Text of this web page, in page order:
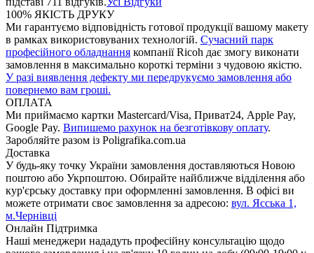
100% ЯКІСТЬ ДРУКУ
Ми гарантуємо відповідність готової продукції вашому макету
в рамках використовуваних технологій. Сучасний парк
професійного обладнання компанії Ricoh дає змогу виконати
замовлення в максимально короткі терміни з чудовою якістю.
У разі виявлення дефекту ми передрукуємо замовлення або
повернемо вам гроші.
ОПЛАТА
Ми приймаємо картки Mastercard/Visa, Приват24, Apple Pay,
Google Pay. Випишемо рахунок на безготівкову оплату.
Заробляйте разом із Poligrafika.com.ua
Доставка
У будь-яку точку України замовлення доставляються Новою
поштою або Укрпоштою. Обирайте найближче відділення або
кур'єрську доставку при оформленні замовлення. В офісі ви
можете отримати своє замовлення за адресою: вул. Ясcька 1,
м.Чернівці
Онлайн Підтримка
Наші менеджери нададуть професійну консультацію щодо